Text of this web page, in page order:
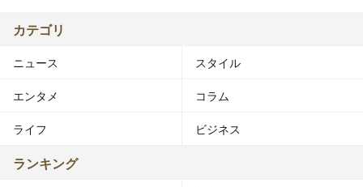
カテゴリ
ニュース スタイル
エンタメ コラム
ライフ ビジネス
ランキング